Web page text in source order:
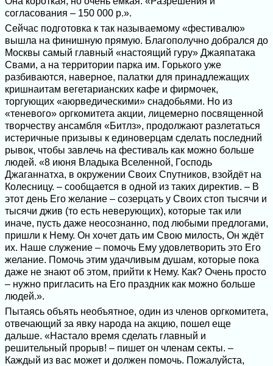
согласования – 150 000 р.».
Сейчас подготовка к так называемому «фестивалю»
вышла на финишную прямую. Благополучно добрался до
Москвы самый главный «настоящий гуру» Джаяпатака
Свами, а на территории парка им. Горького уже
разбиваются, наверное, палатки для принадлежащих
кришнаитам вегетарианских кафе и фирмочек,
торгующих «аюрведическими» снадобьями. Но из
«теневого» оргкомитета акции, лицемерно посвященной
творчеству ансамбля «Битлз», продолжают разлетаться
истеричные призывы к единоверцам сделать последний
рывок, чтобы завлечь на фестиваль как можно больше
людей. «8 июня Владыка Вселенной, Господь
Джаганнатха, в окружении Своих Спутников, взойдёт на
Колесницу. – сообщается в одной из таких директив. – В
этот день Его желание – созерцать у Своих стоп тысячи и
тысячи джив (то есть неверующих), которые так или
иначе, пусть даже неосознанно, под любыми предлогами,
пришли к Нему. Он хочет дать им Свою милость, Он ждёт
их. Наше служение – помочь Ему удовлетворить это Его
желание. Помочь этим удачливым душам, которые пока
даже не знают об этом, прийти к Нему. Как? Очень просто
– нужно пригласить на Его праздник как можно больше
людей.».
Пытаясь объять необъятное, один из членов оргкомитета,
отвечающий за явку народа на акцию, пошел еще
дальше. «Настало время сделать главный и
решительный прорыв! – пишет он членам секты. –
Каждый из вас может и должен помочь. Пожалуйста,